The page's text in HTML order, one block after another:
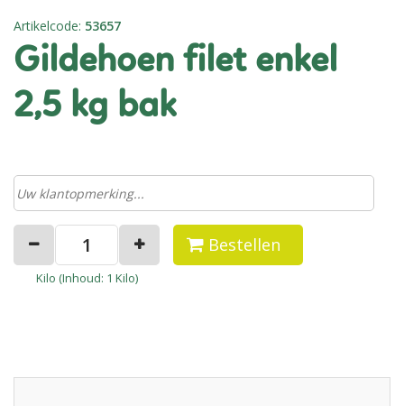
Artikelcode: 53657
gildehoen filet enkel
2,5 kg bak
Bestellen
Kilo (Inhoud: 1 Kilo)